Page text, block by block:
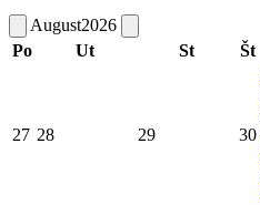
August2026
Po
Ut St Št
27 28 29 30